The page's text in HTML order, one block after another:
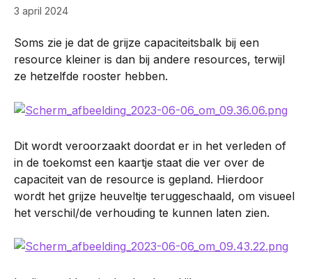
3 april 2024
Soms zie je dat de grijze capaciteitsbalk bij een
resource kleiner is dan bij andere resources, terwijl
ze hetzelfde rooster hebben.
Dit wordt veroorzaakt doordat er in het verleden of
in de toekomst een kaartje staat die ver over de
capaciteit van de resource is gepland. Hierdoor
wordt het grijze heuveltje teruggeschaald, om visueel
het verschil/de verhouding te kunnen laten zien.